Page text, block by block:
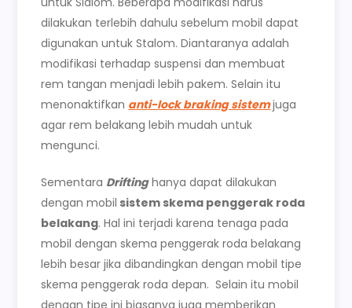
dilakukan terlebih dahulu sebelum mobil dapat
digunakan untuk Stalom. Diantaranya adalah
modifikasi terhadap suspensi dan membuat
rem tangan menjadi lebih pakem. Selain itu
menonaktifkan anti-lock braking sistemjuga
agar rem belakang lebih mudah untuk
mengunci.
Sementara Driftinghanya dapat dilakukan
dengan mobil sistem skema penggerak roda
belakang. Hal ini terjadi karena tenaga pada
mobil dengan skema penggerak roda belakang
lebih besar jika dibandingkan dengan mobil tipe
skema penggerak roda depan. Selain itu mobil
dengan tipe ini biasanya juga memberikan